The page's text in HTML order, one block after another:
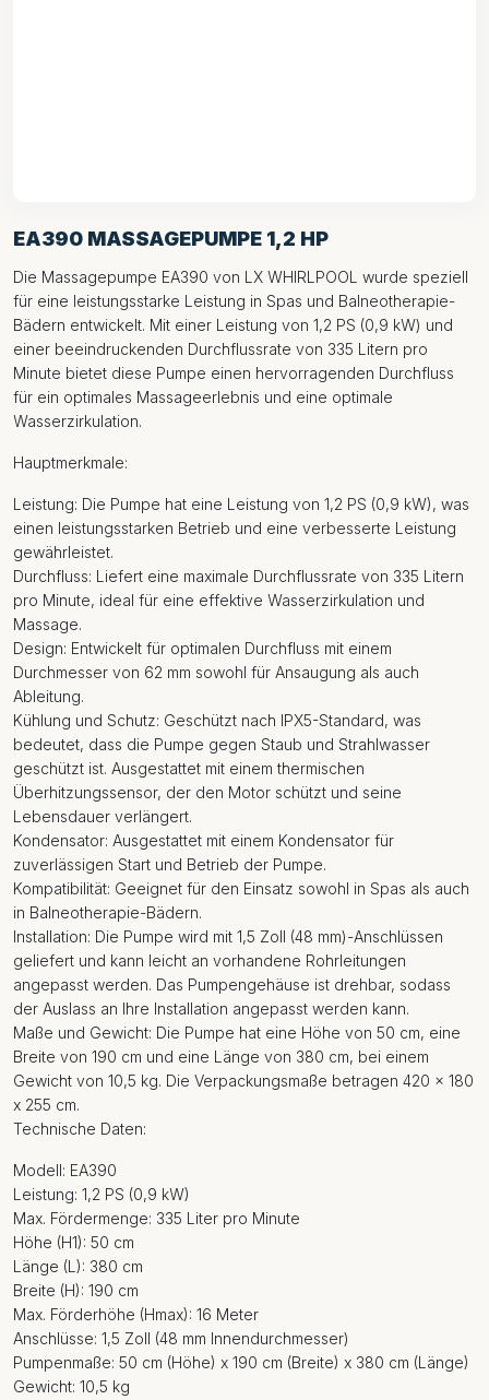
EA390 MASSAGEPUMPE 1,2 HP
Die Massagepumpe EA390 von LX WHIRLPOOL wurde speziell
für eine leistungsstarke Leistung in Spas und Balneotherapie-
Bädern entwickelt. Mit einer Leistung von 1,2 PS (0,9 kW) und
einer beeindruckenden Durchflussrate von 335 Litern pro
Minute bietet diese Pumpe einen hervorragenden Durchfluss
für ein optimales Massageerlebnis und eine optimale
Wasserzirkulation.
Hauptmerkmale:
Leistung: Die Pumpe hat eine Leistung von 1,2 PS (0,9 kW), was
einen leistungsstarken Betrieb und eine verbesserte Leistung
gewährleistet.
Durchfluss: Liefert eine maximale Durchflussrate von 335 Litern
pro Minute, ideal für eine effektive Wasserzirkulation und
Massage.
Design: Entwickelt für optimalen Durchfluss mit einem
Durchmesser von 62 mm sowohl für Ansaugung als auch
Ableitung.
Kühlung und Schutz: Geschützt nach IPX5-Standard, was
bedeutet, dass die Pumpe gegen Staub und Strahlwasser
geschützt ist. Ausgestattet mit einem thermischen
Überhitzungssensor, der den Motor schützt und seine
Lebensdauer verlängert.
Kondensator: Ausgestattet mit einem Kondensator für
zuverlässigen Start und Betrieb der Pumpe.
Kompatibilität: Geeignet für den Einsatz sowohl in Spas als auch
in Balneotherapie-Bädern.
Installation: Die Pumpe wird mit 1,5 Zoll (48 mm)-Anschlüssen
geliefert und kann leicht an vorhandene Rohrleitungen
angepasst werden. Das Pumpengehäuse ist drehbar, sodass
der Auslass an Ihre Installation angepasst werden kann.
Maße und Gewicht: Die Pumpe hat eine Höhe von 50 cm, eine
Breite von 190 cm und eine Länge von 380 cm, bei einem
Gewicht von 10,5 kg. Die Verpackungsmaße betragen 420 x 180
x 255 cm.
Technische Daten:
Modell: EA390
Leistung: 1,2 PS (0,9 kW)
Max. Fördermenge: 335 Liter pro Minute
Höhe (H1): 50 cm
Länge (L): 380 cm
Breite (H): 190 cm
Max. Förderhöhe (Hmax): 16 Meter
Anschlüsse: 1,5 Zoll (48 mm Innendurchmesser)
Pumpenmaße: 50 cm (Höhe) x 190 cm (Breite) x 380 cm (Länge)
Gewicht: 10,5 kg